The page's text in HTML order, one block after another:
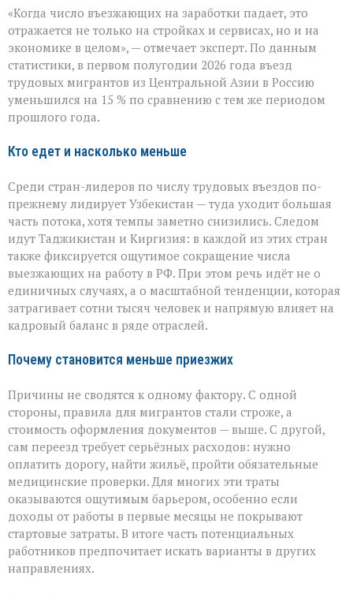
труда
чувствует
перемену»:
поток
трудовых
мигрантов
в
РФ
«Когда число въезжающих на заработки падает, это
отражается не только на стройках и сервисах, но и на
экономике в целом», — отмечает эксперт. По данным
статистики, в первом полугодии 2026 года въезд
трудовых мигрантов из Центральной Азии в Россию
уменьшился на 15 % по сравнению с тем же периодом
прошлого года.
Кто едет и насколько меньше
Среди стран-лидеров по числу трудовых въездов по-
прежнему лидирует Узбекистан — туда уходит большая
часть потока, хотя темпы заметно снизились. Следом
идут Таджикистан и Киргизия: в каждой из этих стран
также фиксируется ощутимое сокращение числа
выезжающих на работу в РФ. При этом речь идёт не о
единичных случаях, а о масштабной тенденции, которая
затрагивает сотни тысяч человек и напрямую влияет на
кадровый баланс в ряде отраслей.
Почему становится меньше приезжих
Причины не сводятся к одному фактору. С одной
стороны, правила для мигрантов стали строже, а
стоимость оформления документов — выше. С другой,
сам переезд требует серьёзных расходов: нужно
оплатить дорогу, найти жильё, пройти обязательные
медицинские проверки. Для многих эти траты
оказываются ощутимым барьером, особенно если
доходы от работы в первые месяцы не покрывают
стартовые затраты. В итоге часть потенциальных
работников предпочитает искать варианты в других
направлениях.